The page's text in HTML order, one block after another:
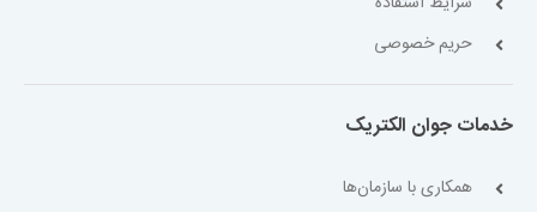
حریم خصوصی
خدمات جوان الکتریک
همکاری با سازمان‌ها